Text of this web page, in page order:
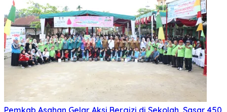
Pemkab Asahan Gelar Aksi Bergizi di Sekolah, Sasar 450